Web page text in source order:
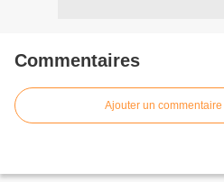
Commentaires
Ajouter un commentaire